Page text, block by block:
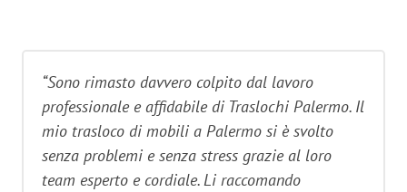
“Sono rimasto davvero colpito dal lavoro
professionale e affidabile di Traslochi Palermo. Il
mio trasloco di mobili a Palermo si è svolto
senza problemi e senza stress grazie al loro
team esperto e cordiale. Li raccomando